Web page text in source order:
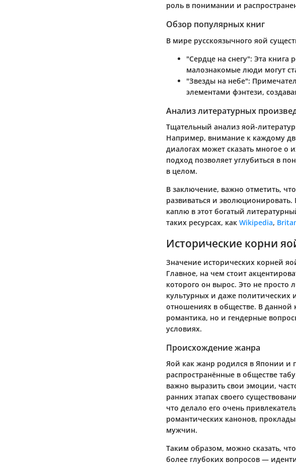
роль в понимании и
Обзор популярных книг
В мире русскоязычного яой
"Сердце на снегу": Эта книга
малознакомые люди могут
"Звезды на небе":
элементами фэнтези,
Анализ литературных
Тщательный анализ яой-
Например, внимание к каждому
диалогах может сказать многое о
подход позволяет углубиться в
в целом.
В заключение, важно отметить,
развиваться и
каплю в этот богатый
таких ресурсах, как Wikipedia,
Исторические корни
Значение исторических корней
Главное, на чем стоит
которого он вырос. Это не просто
культурных и даже
отношениях в обществе. В данной
романтика, но и гендерные
условиях.
Происхождение жанра
Яой как жанр родился в Японии и
распространённые в обществе
важно выразить свои эмоции,
ранних этапах своего
что делало его очень
романтических канонов,
мужчин.
Таким образом, можно сказать,
более глубоких вопросов —